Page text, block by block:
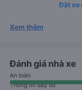
Đặt xe
Xem thêm
Đánh giá nhà xe
An toàn
Thông tin đầy đủ